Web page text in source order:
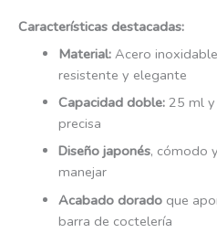
Características destacadas:
Material:Acero
resistente y elegante
Capacidad doble:25 ml y
precisa
Diseño japonés, cómodo
manejar
Acabado doradoque
barra de coctelería